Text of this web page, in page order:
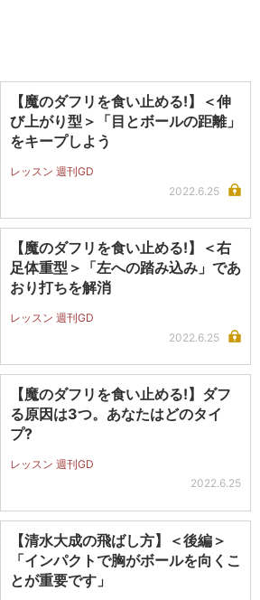
【魔のダフリを食い止める!】＜伸
び上がり型＞「目とボールの距離」
をキープしよう
レッスン 週刊GD
2022.6.25
【魔のダフリを食い止める!】＜右
足体重型＞「左への踏み込み」であ
おり打ちを解消
レッスン 週刊GD
2022.6.25
【魔のダフリを食い止める!】ダフ
る原因は3つ。あなたはどのタイ
プ?
レッスン 週刊GD
2022.6.25
【清水大成の飛ばし方】＜後編＞
「インパクトで胸がボールを向くこ
とが重要です」